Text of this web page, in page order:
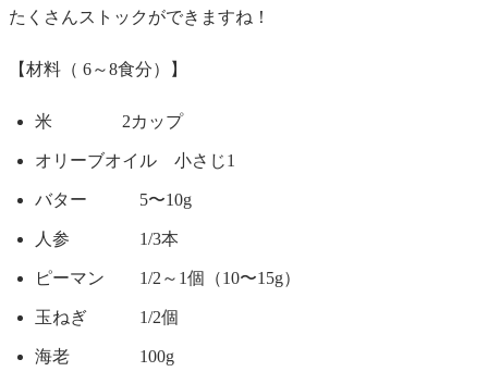
たくさんストックができますね！
【材料（ 6～8食分）】
米 2カップ
オリーブオイル 小さじ1
バター 5〜10g
人参 1/3本
ピーマン 1/2～1個（10〜15g）
玉ねぎ 1/2個
海老 100g